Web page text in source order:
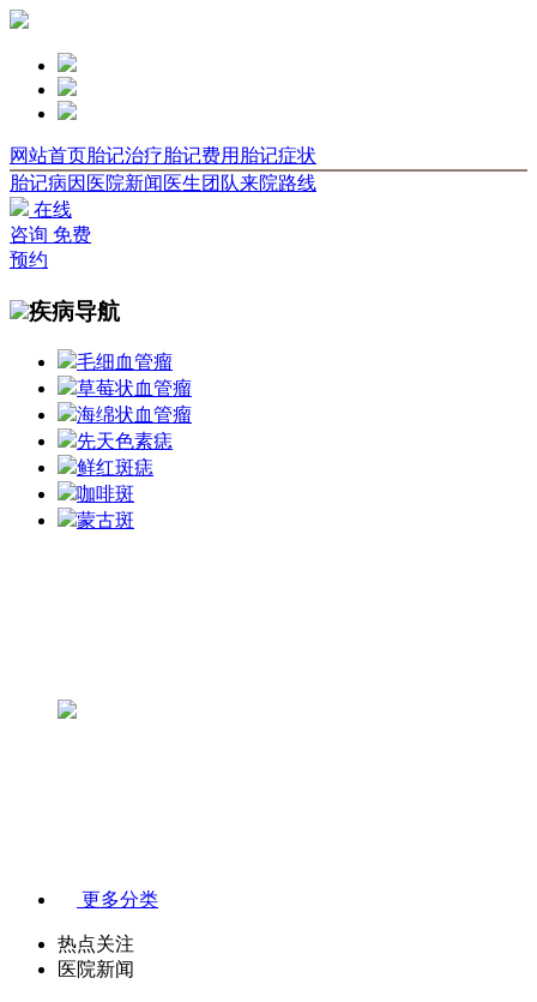
网站首页胎记治疗胎记费用 胎记症状
胎记病因 医院新闻 医生团队来院路线
在线
咨询 免费
预约
疾病导航
毛细血管瘤
草莓状血管瘤
海绵状血管瘤
先天色素痣
鲜红斑痣
咖啡斑
蒙古斑
更多分类
热点关注
医院新闻